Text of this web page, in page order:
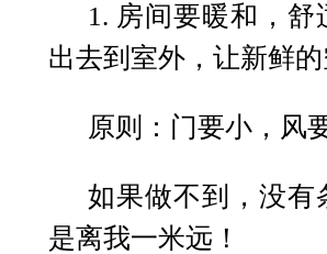
1. 房间要暖和，
出去到室外，让新鲜
原则：门要小，风
如果做不到，没有
是离我一米远！